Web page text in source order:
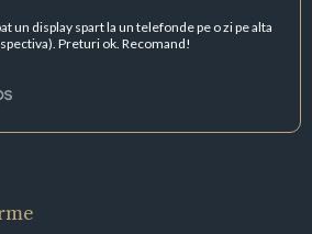
un display spart la un telefonde pe o zi pe alta
Preturi ok. Recomand!